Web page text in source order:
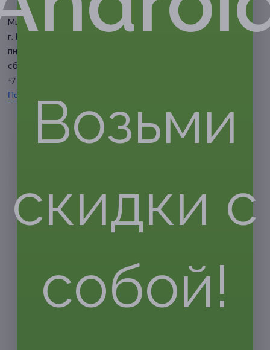
Минская
г. Москва, Минская ул., д. 5
пн-пт, вс: с 09:00 до 20:00,
сб: с 09:00 до 18:00
+7 (495) 023-02-05
Показать номер телефона
Возьми
скидки с
собой!